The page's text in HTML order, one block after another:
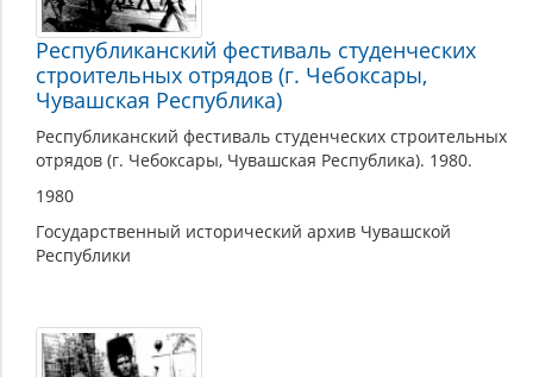
Республиканский фестиваль студенческих
строительных отрядов (г. Чебоксары,
Чувашская Республика)
Республиканский фестиваль студенческих строительных
отрядов (г. Чебоксары, Чувашская Республика). 1980.
1980
Государственный исторический архив Чувашской
Республики